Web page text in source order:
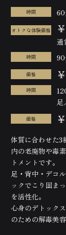
時間 60
オトクな体験価格
通
時間
価格
時間
足
価格
体質に合わせた3
内の老廃物や毒
トメントです。
足・背中・デコ
ックでこり固ま
を活性化。
心身のデトック
のための解毒美容